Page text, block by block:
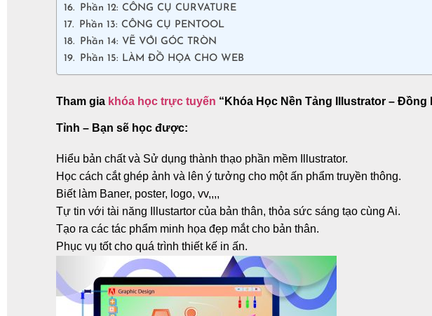
Phần 12: CÔNG CỤ CURVATURE
Phần 13: CÔNG CỤ PENTOOL
Phần 14: VẼ VỚI GÓC TRÒN
Phần 15: LÀM ĐỒ HỌA CHO WEB
Tham gia khóa học trực tuyến “Khóa Học Nền Tảng Illustrator –
Tỉnh – Bạn sẽ học được:
Hiểu bản chất và Sử dụng thành thạo phần mềm Illustrator.
Học cách cắt ghép ảnh và lên ý tưởng cho một ấn phẩm truyền thông.
Biết làm Baner, poster, logo, vv,,,,
Tự tin với tài năng Illustartor của bản thân, thỏa sức sáng tạo cùng Ai.
Tạo ra các tác phẩm minh họa đẹp mắt cho bản thân.
Phục vụ tốt cho quá trình thiết kế in ấn.